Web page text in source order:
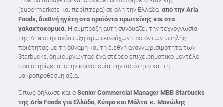
(supermarkets και περίπτερα) σε όλη την Ελλάδααπό την Arla
Foods, διεθνή ηγέτη στα προϊόντα πρωτεΐνης και στα
γαλακτοκομικά. Η σύμπραξη αυτή συνδυάζει την τεχνογνωσία
της Arla στην ανάπτυξη πρωτεϊνούχων προϊόντων υψηλής
ποιότητας με τη δύναμη και τη διεθνή αναγνωρισιμότητα των
Starbucks, δημιουργώντας ένα στέρεο επιχειρηματικό μοντέλο
που στηρίζεται στην καινοτομία, την ποιότητα και τη
μακροπρόθεσμη αξία.
Όπως δήλωσε και ο Senior Commercial Manager MBB Starbucks
της Arla Foods για Ελλάδα, Κύπρο και Μάλτα, κ. Μανώλης